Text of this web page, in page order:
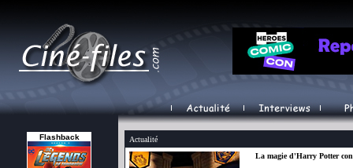
Flashback
Actualité
La magie d'Harry Potter